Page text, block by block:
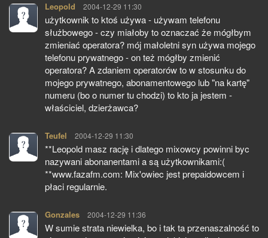
Leopold pisze:
2004-12-29 11:30
użytkownik to ktoś używa - używam telefonu
służbowego - czy miałoby to oznaczać że mógłbym
zmieniać operatora? mój małoletni syn używa mojego
telefonu prywatnego - on też mógłby zmienić
operatora? A zdaniem operatorów to w stosunku do
mojego prywatnego, abonamentowego lub "na kartę"
numeru (bo o numer tu chodzi) to kto ja jestem -
właściciel, dzierżawca?
Teufel pisze:
2004-12-29 11:30
**Leopold masz rację i dlatego mixowcy powinni byc
nazywani abonanentami a są użytkownikami:(
**www.fazafm.com: Mix'owiec jest prepaidowcem i
płaci regularnie.
Gonzales pisze:
2004-12-29 11:36
W sumie strata niewielka, bo i tak ta przenaszalność to